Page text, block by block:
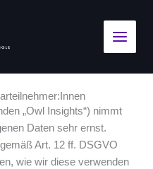
Menu
„Owl Insights“) nimmt
Daten sehr ernst.
Art. 12 ff. DSGVO
wie wir diese verwenden